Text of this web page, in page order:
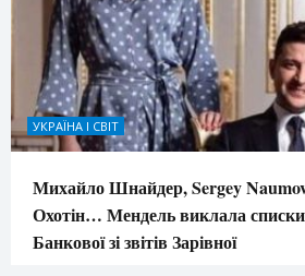
УКРАЇНА І СВІТ
Михайло Шнайдер, Sergey
Охотін… Мендель виклала списки
Банкової зі звітів Зарівної